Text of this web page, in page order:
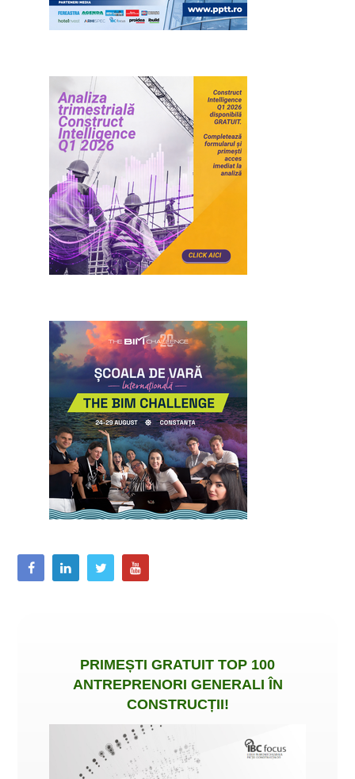
PRIMEȘTI GRATUIT TOP 100
ANTREPRENORI GENERALI ÎN
CONSTRUCȚII!